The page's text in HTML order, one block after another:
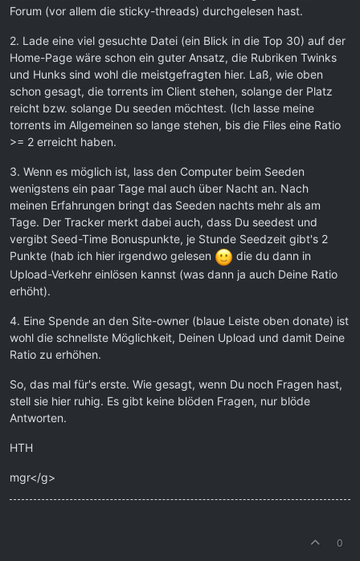
Forum (vor allem die sticky-threads) durchgelesen hast.
2. Lade eine viel gesuchte Datei (ein Blick in die Top 30) auf der
Home-Page wäre schon ein guter Ansatz, die Rubriken Twinks
und Hunks sind wohl die meistgefragten hier. Laß, wie oben
schon gesagt, die torrents im Client stehen, solange der Platz
reicht bzw. solange Du seeden möchtest. (Ich lasse meine
torrents im Allgemeinen so lange stehen, bis die Files eine Ratio
>= 2 erreicht haben.
3. Wenn es möglich ist, lass den Computer beim Seeden
wenigstens ein paar Tage mal auch über Nacht an. Nach
meinen Erfahrungen bringt das Seeden nachts mehr als am
Tage. Der Tracker merkt dabei auch, dass Du seedest und
vergibt Seed-Time Bonuspunkte, je Stunde Seedzeit gibt's 2
Punkte (hab ich hier irgendwo gelesen
die du dann in
Upload-Verkehr einlösen kannst (was dann ja auch Deine Ratio
erhöht).
4. Eine Spende an den Site-owner (blaue Leiste oben donate) ist
wohl die schnellste Möglichkeit, Deinen Upload und damit Deine
Ratio zu erhöhen.
So, das mal für's erste. Wie gesagt, wenn Du noch Fragen hast,
stell sie hier ruhig. Es gibt keine blöden Fragen, nur blöde
Antworten.
HTH
mgr</g>
0